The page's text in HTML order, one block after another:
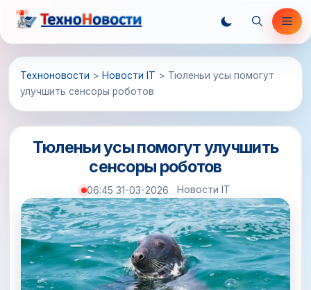
Перейти
содержимому
Техноновости > Новости IT > Тюленьи усы помогут
улучшить сенсоры роботов
Тюленьи усы помогут улучшить
сенсоры роботов
06:45 31-03-2026 Новости IT